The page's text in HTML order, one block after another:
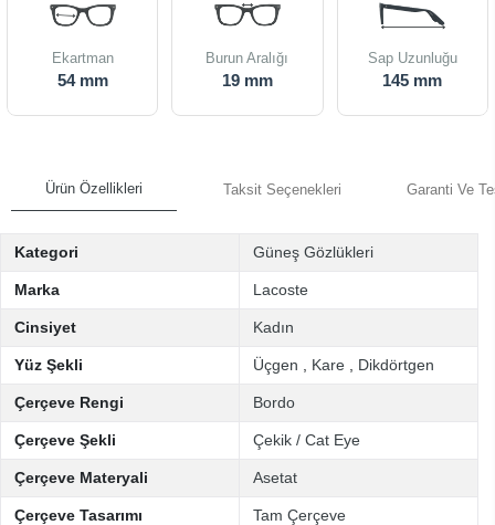
Ekartman
54 mm
Burun Aralığı
19 mm
Sap Uzunluğu
145 mm
Ürün Özellikleri Taksit Seçenekleri Garanti Ve
Kategori Güneş Gözlükleri
Marka Lacoste
Cinsiyet Kadın
Yüz Şekli Üçgen Kare Dikdörtgen
Çerçeve Rengi Bordo
Çerçeve Şekli Çekik / Cat Eye
Çerçeve Materyali Asetat
Çerçeve Tasarımı Tam Çerçeve